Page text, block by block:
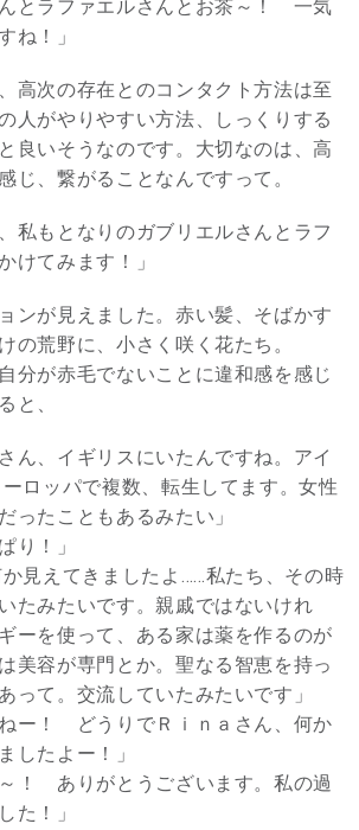
んとラファエルさんとお茶～！ 一気
ね！」
高次の存在とのコンタクト方法は至
人がやりやすい方法、しっくりする
良いそうなのです。大切なのは、高
じ、繋がることなんですって。
私もとなりのガブリエルさんとラフ
けてみます！」
ンが見えました。赤い髪、そばかす
の荒野に、小さく咲く花たち。
分が赤毛でないことに違和感を感じ
と、
ん、イギリスにいたんですね。アイ
ロッパで複数、転生してます。女性
ったこともあるみたい」
り！」
か見えてきましたよ……私たち、その時
たみたいです。親戚ではないけれ
ーを使って、ある家は薬を作るのが
美容が専門とか。聖なる智恵を持っ
って。交流していたみたいです」
ねー！ どうりでＲｉｎａさん、何か
したよー！」
～！ ありがとうございます。私の過
た！」